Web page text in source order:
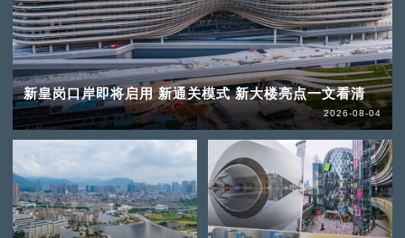
新皇岗口岸即将启用 新通关模式 新大楼亮点一文看清
2026-08-04